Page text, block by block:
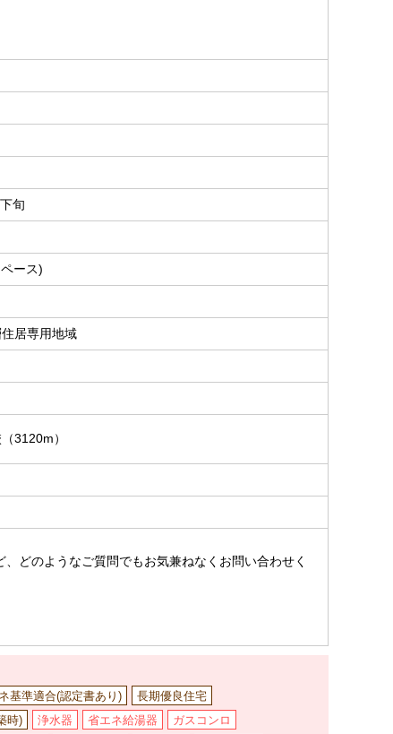
旬
ース)
居専用地域
3120m）
どのようなご質問でもお気兼ねなくお問い合わせく
基準適合(認定書あり)
長期優良住宅
時) 浄水器 省エネ給湯器
ガスコンロ